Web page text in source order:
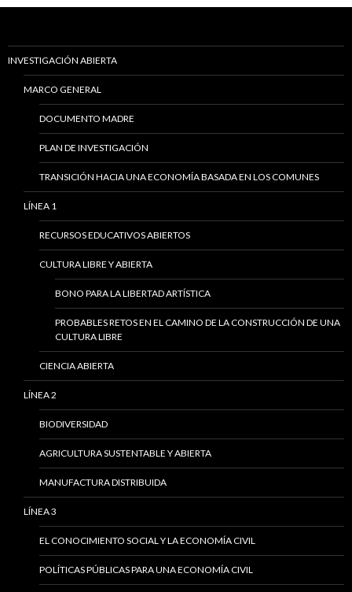
INVESTIGACIÓN ABIERTA
MARCO GENERAL
DOCUMENTO MADRE
PLAN DE INVESTIGACIÓN
TRANSICIÓN HACIA UNA ECONOMÍA BASADA EN LOS COMUNES
LÍNEA 1
RECURSOS EDUCATIVOS ABIERTOS
CULTURA LIBRE Y ABIERTA
BONO PARA LA LIBERTAD ARTÍSTICA
PROBABLES RETOS EN EL CAMINO DE LA CONSTRUCCIÓN DE UNA
CULTURA LIBRE
CIENCIA ABIERTA
LÍNEA 2
BIODIVERSIDAD
AGRICULTURA SUSTENTABLE Y ABIERTA
MANUFACTURA DISTRIBUIDA
LÍNEA 3
EL CONOCIMIENTO SOCIAL Y LA ECONOMÍA CIVIL
POLÍTICAS PÚBLICAS PARA UNA ECONOMÍA CIVIL